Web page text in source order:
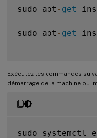
sudo apt - get
sudo apt - get
Exécutez les commandes
démarrage de la machine ou
sudo systemctl